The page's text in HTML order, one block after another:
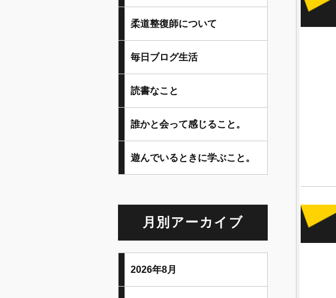
柔道整復師について
毎日ブログ生活
読書なこと
誰かと会って感じること。
遊んでいるときに学ぶこと。
月別アーカイブ
2026年8月